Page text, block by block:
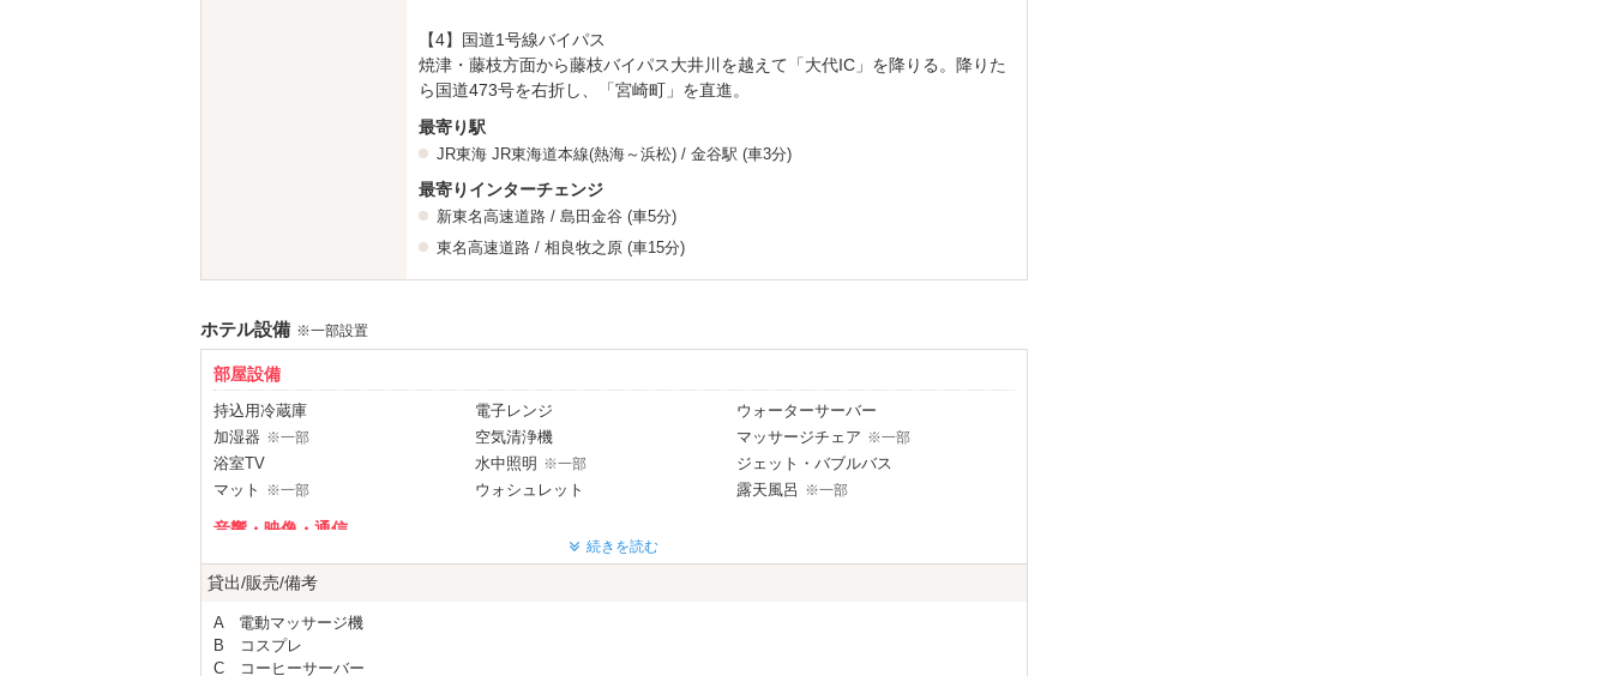
【4】国道1号線バイパス
焼津・藤枝方面から藤枝バイパス大井川を越えて「大代IC」を降りる。降りた
ら国道473号を右折し、「宮崎町」を直進。
最寄り駅
JR東海 JR東海道本線(熱海～浜松) / 金谷駅 (車3分)
最寄りインターチェンジ
新東名高速道路 / 島田金谷 (車5分)
東名高速道路 / 相良牧之原 (車15分)
ホテル設備 ※一部設置
部屋設備
持込用冷蔵庫 電子レンジ
ウォーターサーバー
加湿器 ※一部 空気清浄機 マッサージチェア ※一部
浴室TV 水中照明 ※一部
ジェット・バブルバス
マット
※一部 ウォシュレット 露天風呂 ※一部
音響・映像・通信
カラオケ ※一部 VOD
Wi-Fi
有線LAN
アメニティ
セレクトシャンプー
続きを読む
貸出/販売/備考
A 電動マッサージ機
B コスプレ
C コーヒーサーバー